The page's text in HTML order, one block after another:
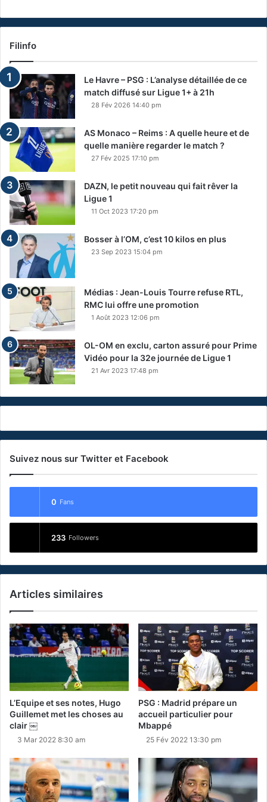
Filinfo
Le Havre – PSG : L’analyse détaillée de ce
match diffusé sur Ligue 1+ à 21h
28 Fév 2026 14:40 pm
AS Monaco – Reims : A quelle heure et de
quelle manière regarder le match ?
27 Fév 2025 17:10 pm
DAZN, le petit nouveau qui fait rêver la
Ligue 1
11 Oct 2023 17:20 pm
Bosser à l’OM, c’est 10 kilos en plus
23 Sep 2023 15:04 pm
Médias : Jean-Louis Tourre refuse RTL,
RMC lui offre une promotion
1 Août 2023 12:06 pm
OL-OM en exclu, carton assuré pour Prime
Vidéo pour la 32e journée de Ligue 1
21 Avr 2023 17:48 pm
Suivez nous sur Twitter et Facebook
0 Fans
233 Followers
Articles similaires
L’Equipe et ses notes, Hugo
Guillemet met les choses au
clair ￼
3 Mar 2022 8:30 am
PSG : Madrid prépare un
accueil particulier pour
Mbappé
25 Fév 2022 13:30 pm